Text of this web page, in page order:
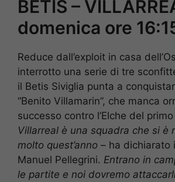
BETIS –
domenica ore
Reduce dall’exploit in casa
interrotto una serie di tre
il Betis Siviglia punta a
“Benito Villamarin”, che manca
successo contro l’Elche del
Villarreal è una squadra che si è
molto quest’anno – ha dichiarato
Manuel Pellegrini. Entrano in
le partite e noi dovremo